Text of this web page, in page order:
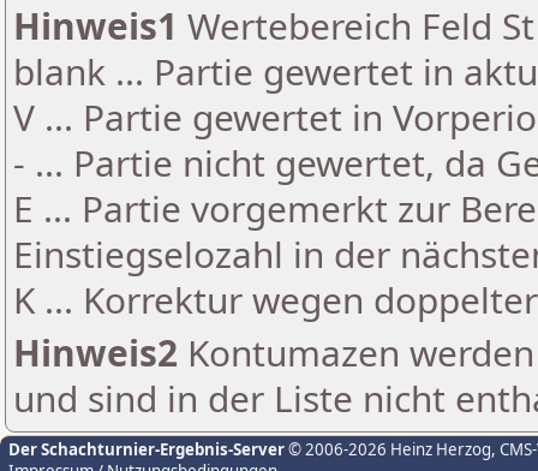
Hinweis1 Wertebereich Feld
blank ... Partie gewertet in
V ... Partie gewertet in
- ... Partie nicht gewertet, da
E ... Partie vorgemerkt zur
Einstiegselozahl in der
K ... Korrektur wegen
Hinweis2 Kontumazen
und sind in der Liste nicht
Der Schachturnier-Ergebnis-Server© 2006-2026 Heinz Herzog,